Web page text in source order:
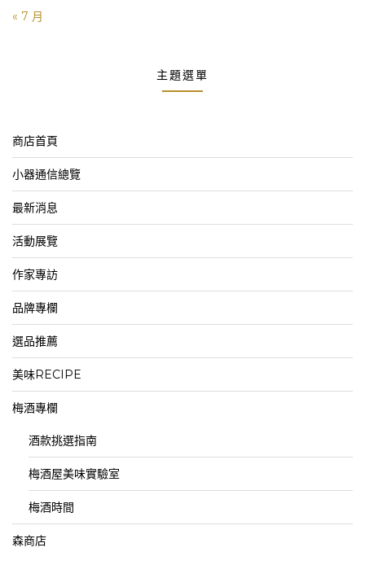
« 7 月
主題選單
商店首頁
小器通信總覽
最新消息
活動展覽
作家專訪
品牌專欄
選品推薦
美味RECIPE
梅酒專欄
酒款挑選指南
梅酒屋美味實驗室
梅酒時間
森商店